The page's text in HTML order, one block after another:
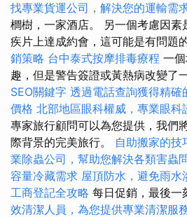
找專業貨運公司，解決您的運輸需
櫚樹，一家酒店。 另一個考慮因素
疾片上達成約會，這可能是有問題
銷策略 台中泰式按摩排毒療程 一
趣，但是警告簽證或黃熱病改變了
SEO關鍵字 透過電話查詢獲得精確
價格 北部地區眼科權威，專業眼科
專家旅行顧問可以為您提供，我們
際背景的完美旅行。 自助搬家的技
業除蟲公司，幫助您解決各類害蟲
容量冷藏需求 屋頂防水，避免雨
工商登記全攻略 每日促銷，最後一
效清潔人員，為您提供專業清潔服